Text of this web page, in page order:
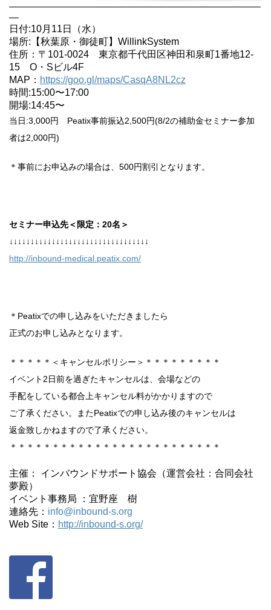
——————————————————————————
—
日付:10月11日（水）
場所:【秋葉原・御徒町】WillinkSystem
住所：〒101-0024 東京都千代田区神田和泉町1番地12-
15 O・Sビル4F
MAP： https://goo.gl/maps/CasqA8NL2cz
時間:15:00〜17:00
開場:14:45〜
当日:3,000円 Peatix事前振込2,500円(8/2の補助金セミナー参加
者は2,000円)
＊事前にお申込みの場合は、500円割引となります。
セミナー申込先＜限定：20名＞
↓↓↓↓↓↓↓↓↓↓↓↓↓↓↓↓↓↓↓↓↓↓↓↓↓↓↓↓↓↓↓↓↓
http://inbound-medical.peatix.com/
＊Peatixでの申し込みをいただきましたら
正式のお申し込みとなります。
＊＊＊＊＊＜キャンセルポリシー＞＊＊＊＊＊＊＊＊＊
イベント2日前を過ぎたキャンセルは、会場などの
手配をしている都合上キャンセル料がかかりますので
ご了承ください。またPeatixでの申し込み後のキャンセルは
返金致しかねますので了承ください。
＊＊＊＊＊＊＊＊＊＊＊＊＊＊＊＊＊＊＊＊＊＊＊＊＊
主催： インバウンドサポート協会（運営会社：合同会社
夢殿）
イベント事務局 ：宜野座 樹
連絡先： info@inbound-s.org
Web Site： http://inbound-s.org/